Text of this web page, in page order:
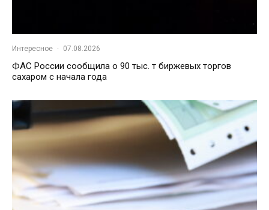
Интересное · 07.08.2026
ФАС России сообщила о 90 тыс. т биржевых торгов
сахаром с начала года